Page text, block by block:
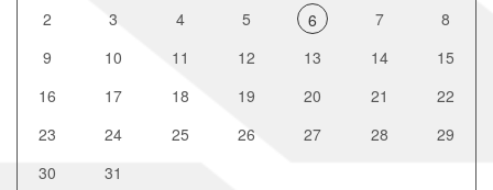
2
3 4 5 6 7
8
9
10 11 12 13 14
15
16
17 18 19 20 21
22
23
24 25 26 27 28
29
30
31